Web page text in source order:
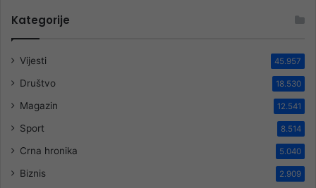
Kategorije
Vijesti 45.957
Društvo 18.530
Magazin 12.541
Sport 8.514
Crna hronika 5.040
Biznis 2.909